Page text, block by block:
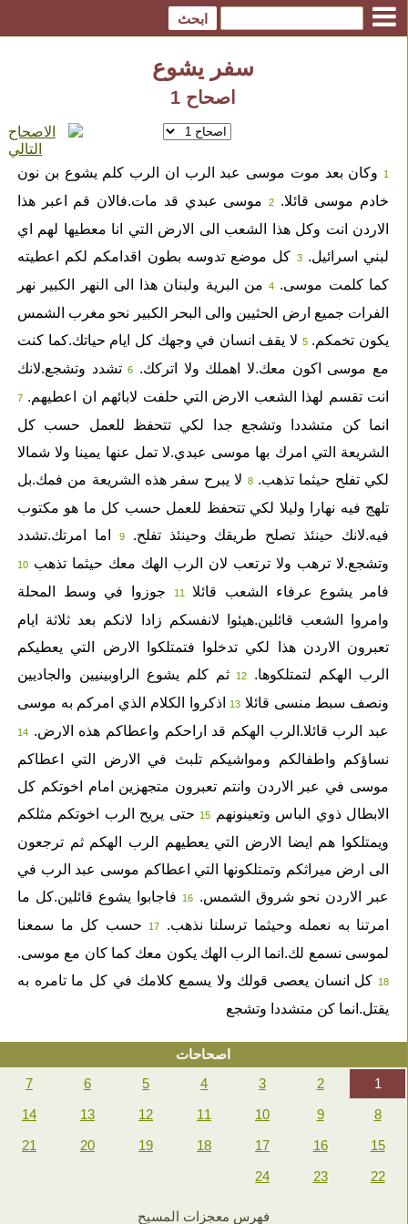
سفر يشوع
اصحاح 1
1وكان بعد موت موسى عبد الرب ان الرب كلم يشوع بن نون
خادم موسى قائلا.
2موسى عبدي قد مات.فالان قم اعبر هذا
الاردن انت وكل هذا الشعب الى الارض التي انا معطيها لهم اي
لبني اسرائيل. 3كل موضع تدوسه بطون اقدامكم لكم اعطيته
كما كلمت موسى. 4من البرية ولبنان هذا الى النهر الكبير نهر
الفرات جميع ارض الحثيين والى البحر الكبير نحو مغرب الشمس
يكون تخمكم. 5لا يقف انسان في وجهك كل ايام حياتك.كما كنت
مع موسى اكون معك.لا اهملك ولا اتركك.
6تشدد وتشجع.لانك
انت تقسم لهذا الشعب الارض التي حلفت لابائهم ان اعطيهم. 7
انما كن متشددا وتشجع جدا لكي تتحفظ للعمل حسب كل
الشريعة التي امرك بها موسى عبدي.لا تمل عنها يمينا ولا شمالا
لكي تفلح حيثما تذهب. 8لا يبرح سفر هذه الشريعة من فمك.بل
تلهج فيه نهارا وليلا لكي تتحفظ للعمل حسب كل ما هو مكتوب
فيه.لانك حينئذ تصلح طريقك وحينئذ تفلح.
9اما امرتك.تشدد
وتشجع.لا ترهب ولا ترتعب لان الرب الهك معك حيثما تذهب 10
فامر يشوع عرفاء الشعب قائلا 11جوزوا في وسط المحلة
وامروا الشعب قائلين.هيئوا لانفسكم زادا لانكم بعد ثلاثة ايام
تعبرون الاردن هذا لكي تدخلوا فتمتلكوا الارض التي يعطيكم
الرب الهكم لتمتلكوها.
12ثم كلم يشوع الراوبينيين والجاديين
ونصف سبط منسى قائلا 13اذكروا الكلام الذي امركم به موسى
عبد الرب قائلا.الرب الهكم قد اراحكم واعطاكم هذه الارض. 14
نساؤكم واطفالكم ومواشيكم تلبث في الارض التي اعطاكم
موسى في عبر الاردن وانتم تعبرون متجهزين امام اخوتكم كل
الابطال ذوي الباس وتعينونهم
15حتى يريح الرب اخوتكم مثلكم
ويمتلكوا هم ايضا الارض التي يعطيهم الرب الهكم ثم ترجعون
الى ارض ميراثكم وتمتلكونها التي اعطاكم موسى عبد الرب في
عبر الاردن نحو شروق الشمس.
16فاجابوا يشوع قائلين.كل ما
امرتنا به نعمله وحيثما ترسلنا نذهب.
17حسب كل ما سمعنا
لموسى نسمع لك.انما الرب الهك يكون معك كما كان مع موسى.
18كل انسان يعصى قولك ولا يسمع كلامك في كل ما تامره به
يقتل.انما كن متشددا وتشجع
اصحاحات
1
2
3
4
5
6
7
8
9
10
11
12
13
14
15
16
17
18
19
20
21
22
23
24
فهرس معجزات المسيح